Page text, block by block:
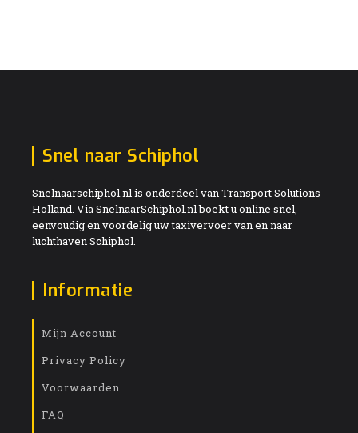
Snel naar Schiphol
Snelnaarschiphol.nl is onderdeel van Transport Solutions
Holland. Via SnelnaarSchiphol.nl boekt u online snel,
eenvoudig en voordelig uw taxivervoer van en naar
luchthaven Schiphol.
Informatie
Mijn Account
Privacy Policy
Voorwaarden
FAQ